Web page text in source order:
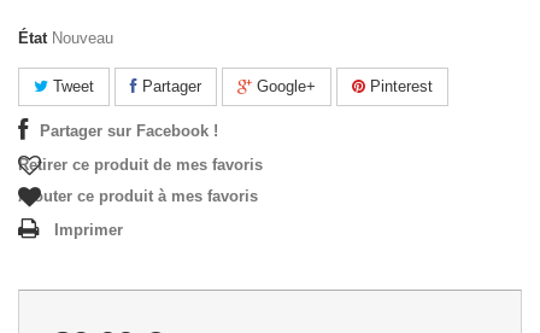
État Nouveau
Tweet Partager Google+ Pinterest
Partager sur Facebook !
Retirer ce produit de mes favoris
Ajouter ce produit à mes favoris
Imprimer